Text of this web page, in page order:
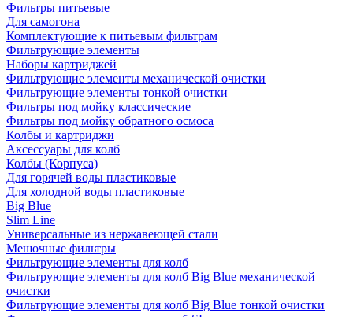
Фильтры питьевые
Для самогона
Комплектующие к питьевым фильтрам
Фильтрующие элементы
Наборы картриджей
Фильтрующие элементы механической очистки
Фильтрующие элементы тонкой очистки
Фильтры под мойку классические
Фильтры под мойку обратного осмоса
Колбы и картриджи
Аксессуары для колб
Колбы (Корпуса)
Для горячей воды пластиковые
Для холодной воды пластиковые
Big Blue
Slim Line
Универсальные из нержавеющей стали
Мешочные фильтры
Фильтрующие элементы для колб
Фильтрующие элементы для колб Big Blue механической
очистки
Фильтрующие элементы для колб Big Blue тонкой очистки